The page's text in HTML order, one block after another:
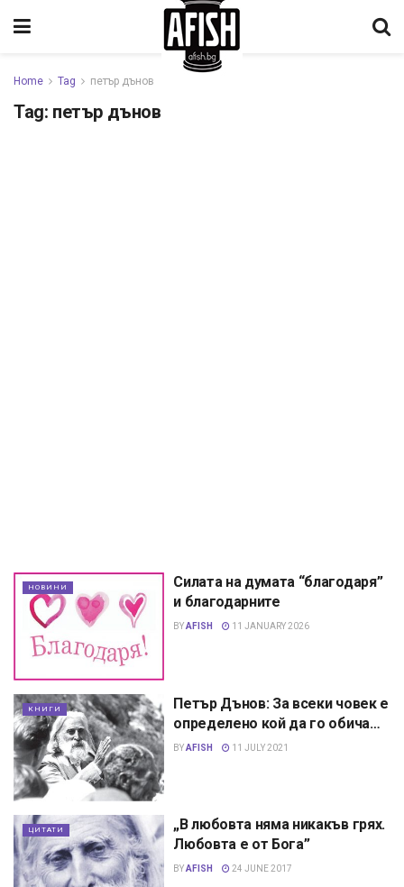
Home Tag петър дънов
Tag: петър дънов
НОВИНИ
Силата на думата “благодаря”
и благодарните
BYAFISH 11 JANUARY 2026
КНИГИ
Петър Дънов: За всеки човек е
определено кой да го обича…
BYAFISH 11 JULY 2021
ЦИТАТИ
„В любовта няма никакъв грях.
Любовта е от Бога”
BYAFISH 24 JUNE 2017